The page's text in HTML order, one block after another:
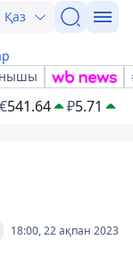
Қаз
€541.64 ₽5.71
18:00, 22 ақпан 2023